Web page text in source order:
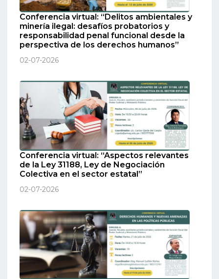
Conferencia virtual: “Delitos ambientales y
minería ilegal: desafíos probatorios y
responsabilidad penal funcional desde la
perspectiva de los derechos humanos”
02-07-2026
Conferencia virtual: “Aspectos relevantes
de la Ley 31188, Ley de Negociación
Colectiva en el sector estatal”
02-07-2026